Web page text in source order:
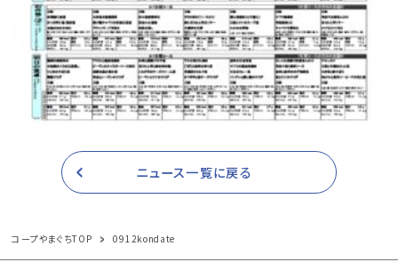
ニュース一覧に戻る
コープやまぐちTOP 0912kondate